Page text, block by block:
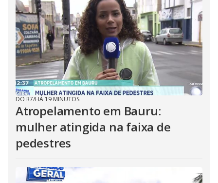
DO R7/HÁ 19 MINUTOS
Atropelamento em Bauru:
mulher atingida na faixa de
pedestres